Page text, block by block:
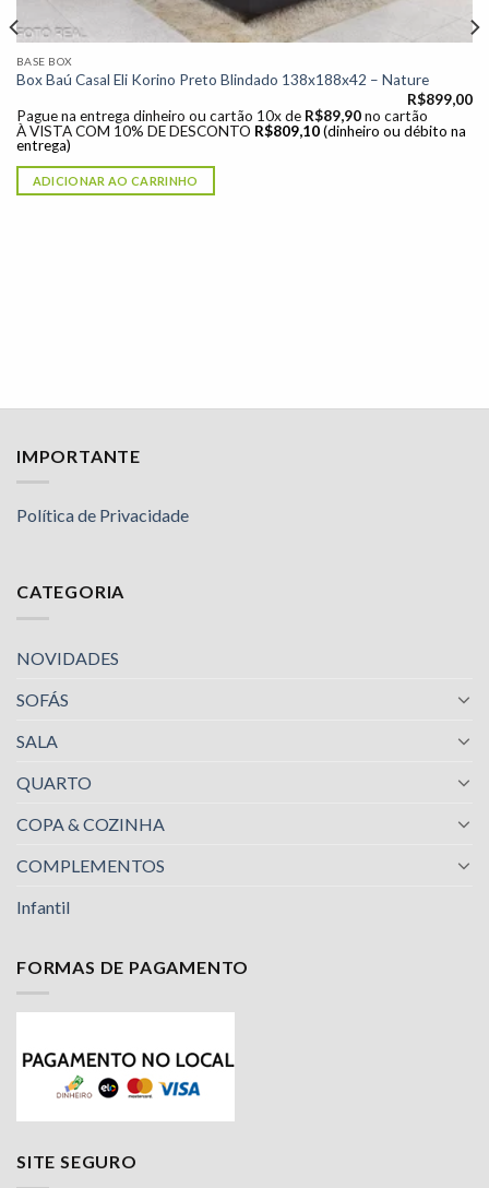
BASE BOX
Box Baú Casal Eli Korino Preto Blindado 138x188x42 – Nature
R$899,00
Pague na entrega dinheiro ou cartão 10x de R$89,90 no cartão
À VISTA COM 10% DE DESCONTO R$809,10 (dinheiro ou débito na
entrega)
ADICIONAR AO CARRINHO
IMPORTANTE
Política de Privacidade
CATEGORIA
NOVIDADES
SOFÁS
SALA
QUARTO
COPA & COZINHA
COMPLEMENTOS
Infantil
FORMAS DE PAGAMENTO
SITE SEGURO
Nossa equipe de suporte ao cliente está aqui
nos qualquer coisa!